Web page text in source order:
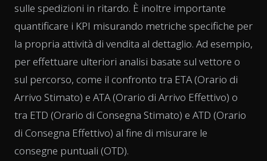
sulle spedizioni in ritardo. È inoltre importante
quantificare i KPI misurando metriche specifiche per
la propria attività di vendita al dettaglio. Ad esempio,
per effettuare ulteriori analisi basate sul vettore o
sul percorso, come il confronto tra ETA (Orario di
Arrivo Stimato) e ATA (Orario di Arrivo Effettivo) o
tra ETD (Orario di Consegna Stimato) e ATD (Orario
di Consegna Effettivo) al fine di misurare le
consegne puntuali (OTD).